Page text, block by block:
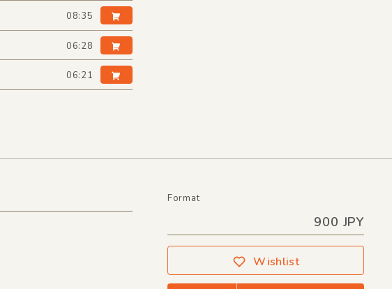
08:35
06:28
06:21
Format
900 JPY
Wishlist